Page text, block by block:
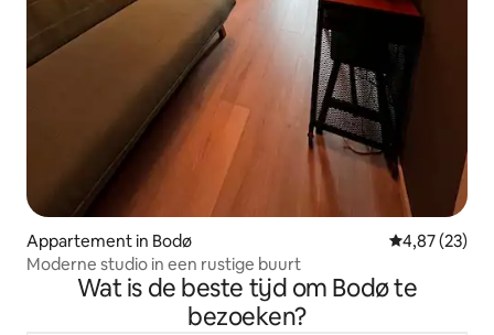
Appartement in Bodø Gemiddelde
4,87 (23)
Moderne studio in een rustige buurt
Wat is de beste tijd om Bodø te
bezoeken?